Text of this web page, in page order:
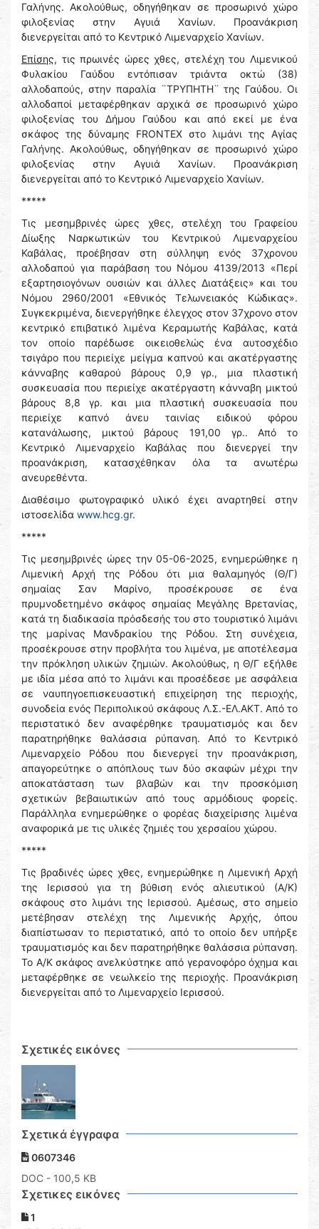
Γαλήνης. Ακολούθως, οδηγήθηκαν σε προσωρινό χώρο
φιλοξενίας στην Αγυιά Χανίων. Προανάκριση
διενεργείται από το Κεντρικό Λιμεναρχείο Χανίων.
Επίσης, τις πρωινές ώρες χθες, στελέχη του Λιμενικού
Φυλακίου Γαύδου εντόπισαν τριάντα οκτώ (38)
αλλοδαπούς, στην παραλία ¨ΤΡΥΠΗΤΗ¨ της Γαύδου. Οι
αλλοδαποί μεταφέρθηκαν αρχικά σε προσωρινό χώρο
φιλοξενίας του Δήμου Γαύδου και από εκεί με ένα
σκάφος της δύναμης FRONTEX στο λιμάνι της Αγίας
Γαλήνης. Ακολούθως, οδηγήθηκαν σε προσωρινό χώρο
φιλοξενίας στην Αγυιά Χανίων. Προανάκριση
διενεργείται από το Κεντρικό Λιμεναρχείο Χανίων.
*****
Τις μεσημβρινές ώρες χθες, στελέχη του Γραφείου
Δίωξης Ναρκωτικών του Κεντρικού Λιμεναρχείου
Καβάλας, προέβησαν στη σύλληψη ενός 37χρονου
αλλοδαπού για παράβαση του Νόμου 4139/2013 «Περί
εξαρτησιογόνων ουσιών και άλλες Διατάξεις» και του
Νόμου 2960/2001 «Εθνικός Τελωνειακός Κώδικας».
Συγκεκριμένα, διενεργήθηκε έλεγχος στον 37χρονο στον
κεντρικό επιβατικό λιμένα Κεραμωτής Καβάλας, κατά
τον οποίο παρέδωσε οικειοθελώς ένα αυτοσχέδιο
τσιγάρο που περιείχε μείγμα καπνού και ακατέργαστης
κάνναβης καθαρού βάρους 0,9 γρ., μια πλαστική
συσκευασία που περιείχε ακατέργαστη κάνναβη μικτού
βάρους 8,8 γρ. και μια πλαστική συσκευασία που
περιείχε καπνό άνευ ταινίας ειδικού φόρου
κατανάλωσης, μικτού βάρους 191,00 γρ.. Από το
Κεντρικό Λιμεναρχείο Καβάλας που διενεργεί την
προανάκριση, κατασχέθηκαν όλα τα ανωτέρω
ανευρεθέντα.
Διαθέσιμο φωτογραφικό υλικό έχει αναρτηθεί στην
ιστοσελίδα www.hcg.gr.
*****
Τις μεσημβρινές ώρες την 05-06-2025, ενημερώθηκε η
Λιμενική Αρχή της Ρόδου ότι μια θαλαμηγός (Θ/Γ)
σημαίας Σαν Μαρίνο, προσέκρουσε σε ένα
πρυμνοδετημένο σκάφος σημαίας Μεγάλης Βρετανίας,
κατά τη διαδικασία πρόσδεσής του στο τουριστικό λιμάνι
της μαρίνας Μανδρακίου της Ρόδου. Στη συνέχεια,
προσέκρουσε στην προβλήτα του λιμένα, με αποτέλεσμα
την πρόκληση υλικών ζημιών. Ακολούθως, η Θ/Γ εξήλθε
με ιδία μέσα από το λιμάνι και προσέδεσε με ασφάλεια
σε ναυπηγοεπισκευαστική επιχείρηση της περιοχής,
συνοδεία ενός Περιπολικού σκάφους Λ.Σ.-ΕΛ.ΑΚΤ. Από το
περιστατικό δεν αναφέρθηκε τραυματισμός και δεν
παρατηρήθηκε θαλάσσια ρύπανση. Από το Κεντρικό
Λιμεναρχείο Ρόδου που διενεργεί την προανάκριση,
απαγορεύτηκε ο απόπλους των δύο σκαφών μέχρι την
αποκατάσταση των βλαβών και την προσκόμιση
σχετικών βεβαιωτικών από τους αρμόδιους φορείς.
Παράλληλα ενημερώθηκε ο φορέας διαχείρισης λιμένα
αναφορικά με τις υλικές ζημιές του χερσαίου χώρου.
*****
Τις βραδινές ώρες χθες, ενημερώθηκε η Λιμενική Αρχή
της Ιερισσού για τη βύθιση ενός αλιευτικού (Α/Κ)
σκάφους στο λιμάνι της Ιερισσού. Αμέσως, στο σημείο
μετέβησαν στελέχη της Λιμενικής Αρχής, όπου
διαπίστωσαν το περιστατικό, από το οποίο δεν υπήρξε
τραυματισμός και δεν παρατηρήθηκε θαλάσσια ρύπανση.
Το Α/Κ σκάφος ανελκύστηκε από γερανοφόρο όχημα και
μεταφέρθηκε σε νεωλκείο της περιοχής. Προανάκριση
διενεργείται από το Λιμεναρχείο Ιερισσού.
Σχετικές εικόνες
Σχετικά έγγραφα
0607346
DOC - 100,5 KB
Σχετικες εικόνες
1